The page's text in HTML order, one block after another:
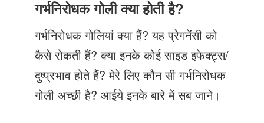
Just Poocho
संपर्क करें
गर्भनिरोधक गोली क्या होती है?
गर्भनिरोधक गोलियां क्या हैं? यह प्रेगनेंसी को
कैसे रोकती हैं? क्या इनके कोई साइड इफेक्ट्स/
दुष्प्रभाव होते हैं? मेरे लिए कौन सी गर्भनिरोधक
गोली अच्छी है? आईये इनके बारे में सब जाने।